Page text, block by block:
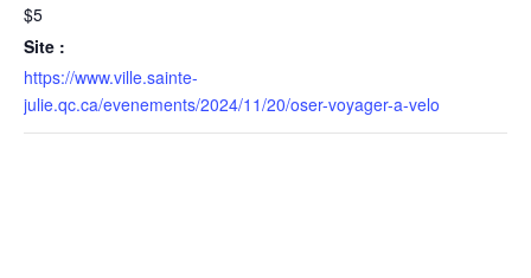
$5
Site :
https://www.ville.sainte-
julie.qc.ca/evenements/2024/11/20/oser-voyager-a-velo